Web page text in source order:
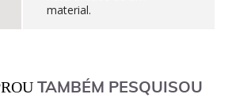
material.
TAMBÉM PESQUISOU